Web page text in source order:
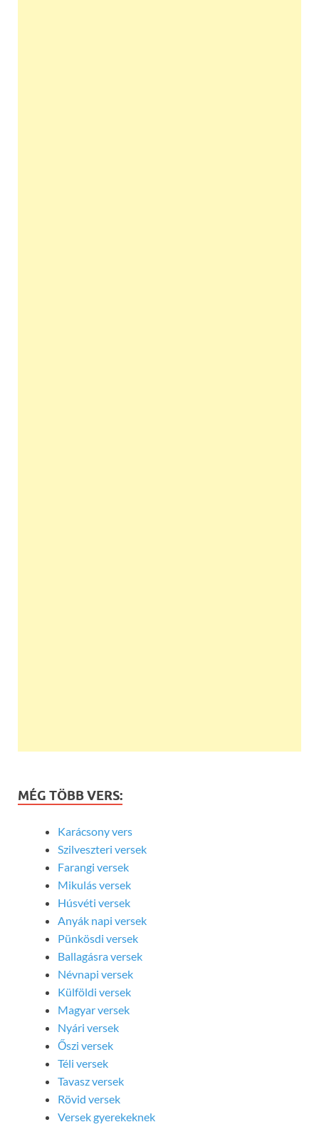
MÉG TÖBB VERS:
Karácsony vers
Szilveszteri versek
Farangi versek
Mikulás versek
Húsvéti versek
Anyák napi versek
Pünkösdi versek
Ballagásra versek
Névnapi versek
Külföldi versek
Magyar versek
Nyári versek
Őszi versek
Téli versek
Tavasz versek
Rövid versek
Versek gyerekeknek